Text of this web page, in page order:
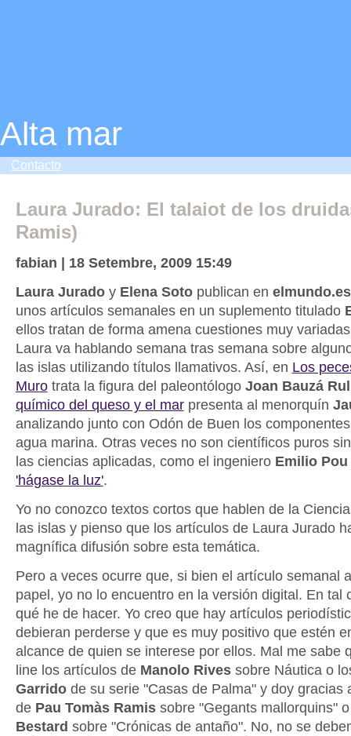
Alta mar
Contacto
Laura Jurado: El talaiot de los
Ramis)
fabian | 18 Setembre, 2009 15:49
Laura Juradoy Elena Sotopublican en elmundo.es
unos artículos semanales en un suplemento titulado
ellos tratan de forma amena cuestiones muy
Laura va hablando semana tras semana sobre
las islas utilizando títulos llamativos. Así, en Los
Murotrata la figura del paleontólogo Joan Bauzá
químico del queso y el marpresenta al menorquín
analizando junto con Odón de Buen los
agua marina. Otras veces no son científicos puros
las ciencias aplicadas, como el ingeniero Emilio Pou
'hágase la luz'.
Yo no conozco textos cortos que hablen de la
las islas y pienso que los artículos de Laura Jurado
magnífica difusión sobre esta temática.
Pero a veces ocurre que, si bien el artículo semanal
papel, yo no lo encuentro en la versión digital. En tal
qué he de hacer. Yo creo que hay artículos
debieran perderse y que es muy positivo que estén
alcance de quien se interese por ellos. Mal me sabe
line los artículos de Manolo Rivessobre Náutica o
Garridode su serie "Casas de Palma" y doy gracias
de Pau Tomàs Ramissobre "Gegants mallorquins"
Bestard sobre "Crónicas de antaño". No, no se